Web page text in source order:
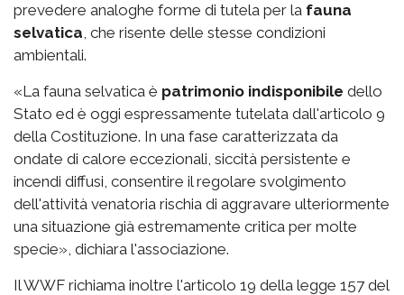
prevedere analoghe forme di tutela per la fauna
selvatica, che risente delle stesse condizioni
ambientali.
«La fauna selvatica è patrimonio indisponibile dello
Stato ed è oggi espressamente tutelata dall'articolo 9
della Costituzione. In una fase caratterizzata da
ondate di calore eccezionali, siccità persistente e
incendi diffusi, consentire il regolare svolgimento
dell'attività venatoria rischia di aggravare ulteriormente
una situazione già estremamente critica per molte
specie», dichiara l'associazione.
Il WWF richiama inoltre l'articolo 19 della legge 157 del